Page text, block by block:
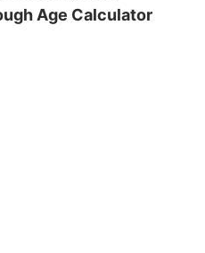
Age Calculator